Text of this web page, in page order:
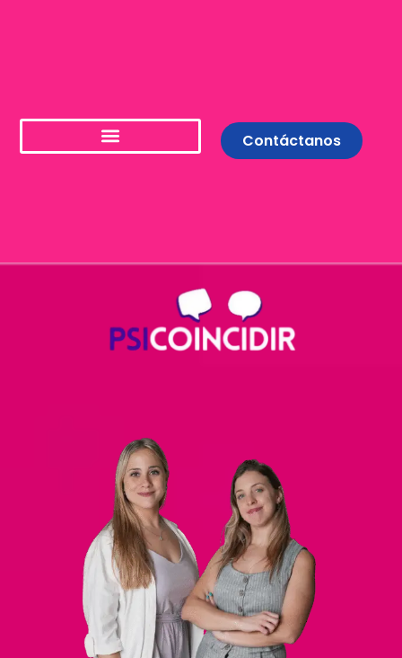
Contáctanos